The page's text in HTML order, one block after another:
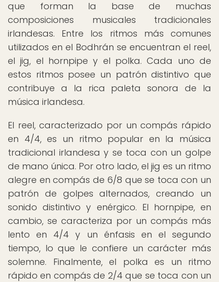
que forman la base de muchas
composiciones musicales tradicionales
irlandesas. Entre los ritmos más comunes
utilizados en el Bodhrán se encuentran el reel,
el jig, el hornpipe y el polka. Cada uno de
estos ritmos posee un patrón distintivo que
contribuye a la rica paleta sonora de la
música irlandesa.
El reel, caracterizado por un compás rápido
en 4/4, es un ritmo popular en la música
tradicional irlandesa y se toca con un golpe
de mano única. Por otro lado, el jig es un ritmo
alegre en compás de 6/8 que se toca con un
patrón de golpes alternados, creando un
sonido distintivo y enérgico. El hornpipe, en
cambio, se caracteriza por un compás más
lento en 4/4 y un énfasis en el segundo
tiempo, lo que le confiere un carácter más
solemne. Finalmente, el polka es un ritmo
rápido en compás de 2/4 que se toca con un